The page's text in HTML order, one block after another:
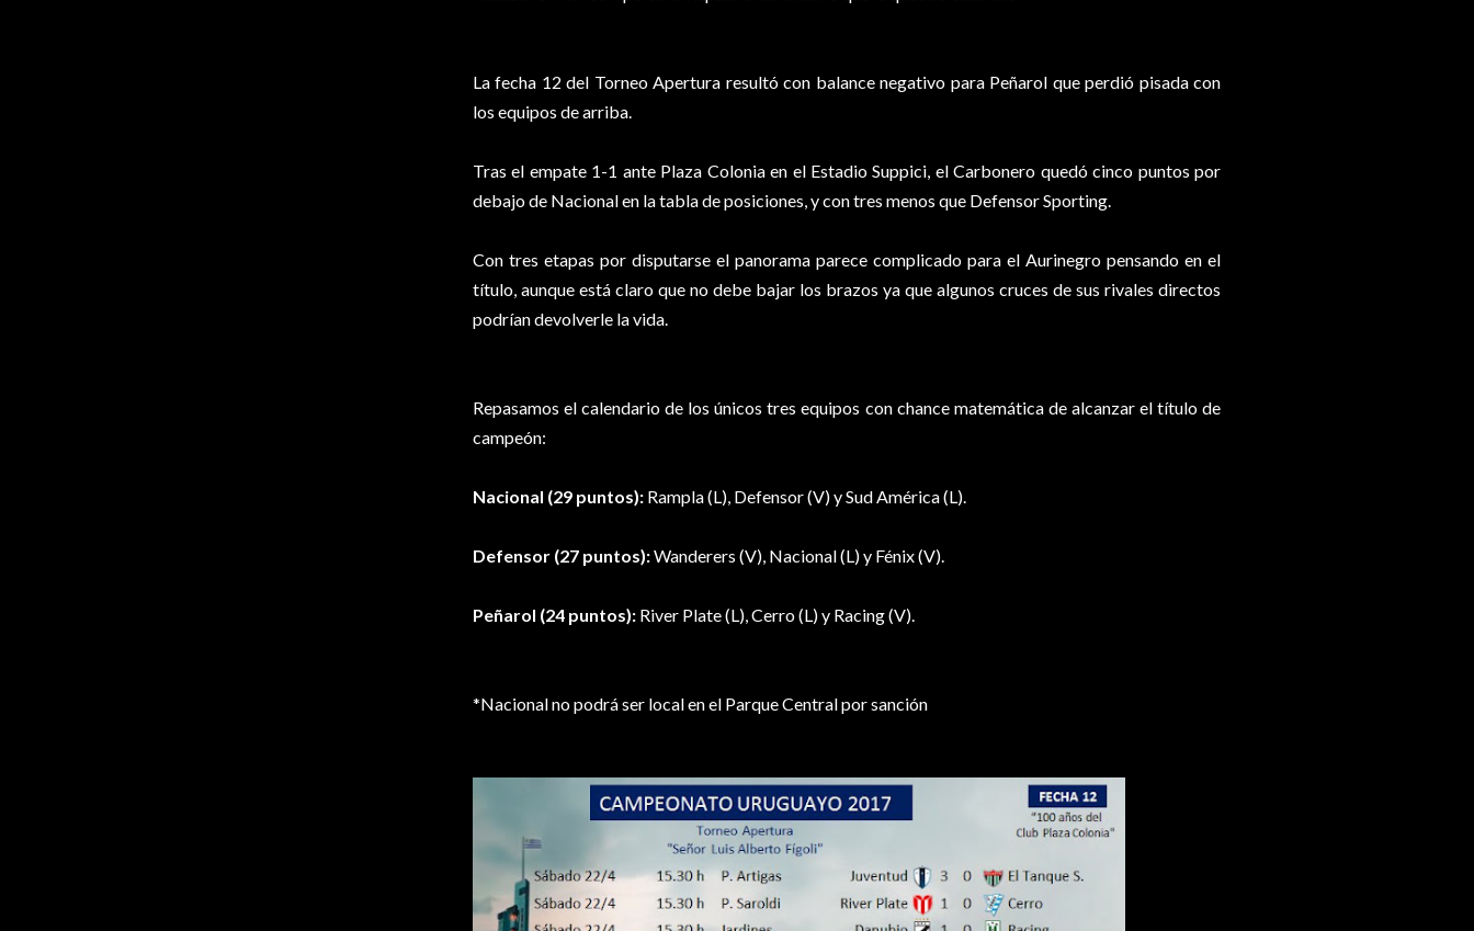
La fecha 12 del Torneo Apertura resultó con balance negativo para Peñarol que perdió pisada con
los equipos de arriba.
Tras el empate 1-1 ante Plaza Colonia en el Estadio Suppici, el Carbonero quedó cinco puntos por
debajo de Nacional en la tabla de posiciones, y con tres menos que Defensor Sporting.
Con tres etapas por disputarse el panorama parece complicado para el Aurinegro pensando en el
título, aunque está claro que no debe bajar los brazos ya que algunos cruces de sus rivales directos
podrían devolverle la vida.
Repasamos el calendario de los únicos tres equipos con chance matemática de alcanzar el título de
campeón:
Nacional (29 puntos): Rampla (L), Defensor (V) y Sud América (L).
Defensor (27 puntos):Wanderers (V), Nacional (L) y Fénix (V).
Peñarol (24 puntos): River Plate (L), Cerro (L) y Racing (V).
*Nacional no podrá ser local en el Parque Central por sanción